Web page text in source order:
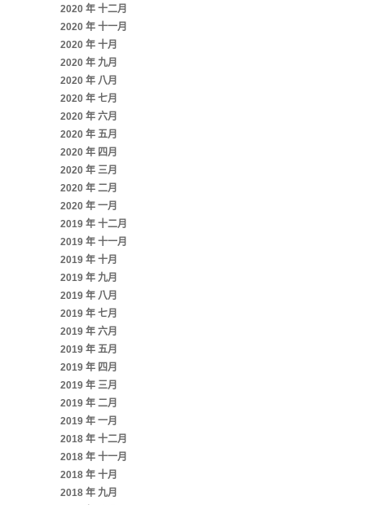
2020 年 十二月
2020 年 十一月
2020 年 十月
2020 年 九月
2020 年 八月
2020 年 七月
2020 年 六月
2020 年 五月
2020 年 四月
2020 年 三月
2020 年 二月
2020 年 一月
2019 年 十二月
2019 年 十一月
2019 年 十月
2019 年 九月
2019 年 八月
2019 年 七月
2019 年 六月
2019 年 五月
2019 年 四月
2019 年 三月
2019 年 二月
2019 年 一月
2018 年 十二月
2018 年 十一月
2018 年 十月
2018 年 九月